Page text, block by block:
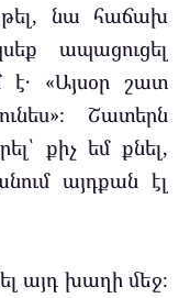
նա հաճախ
ապացուցել
է․ «Այսօր շատ
Շատերն
քիչ եմ քնել,
այդքան էլ
այդ խաղի մեջ։